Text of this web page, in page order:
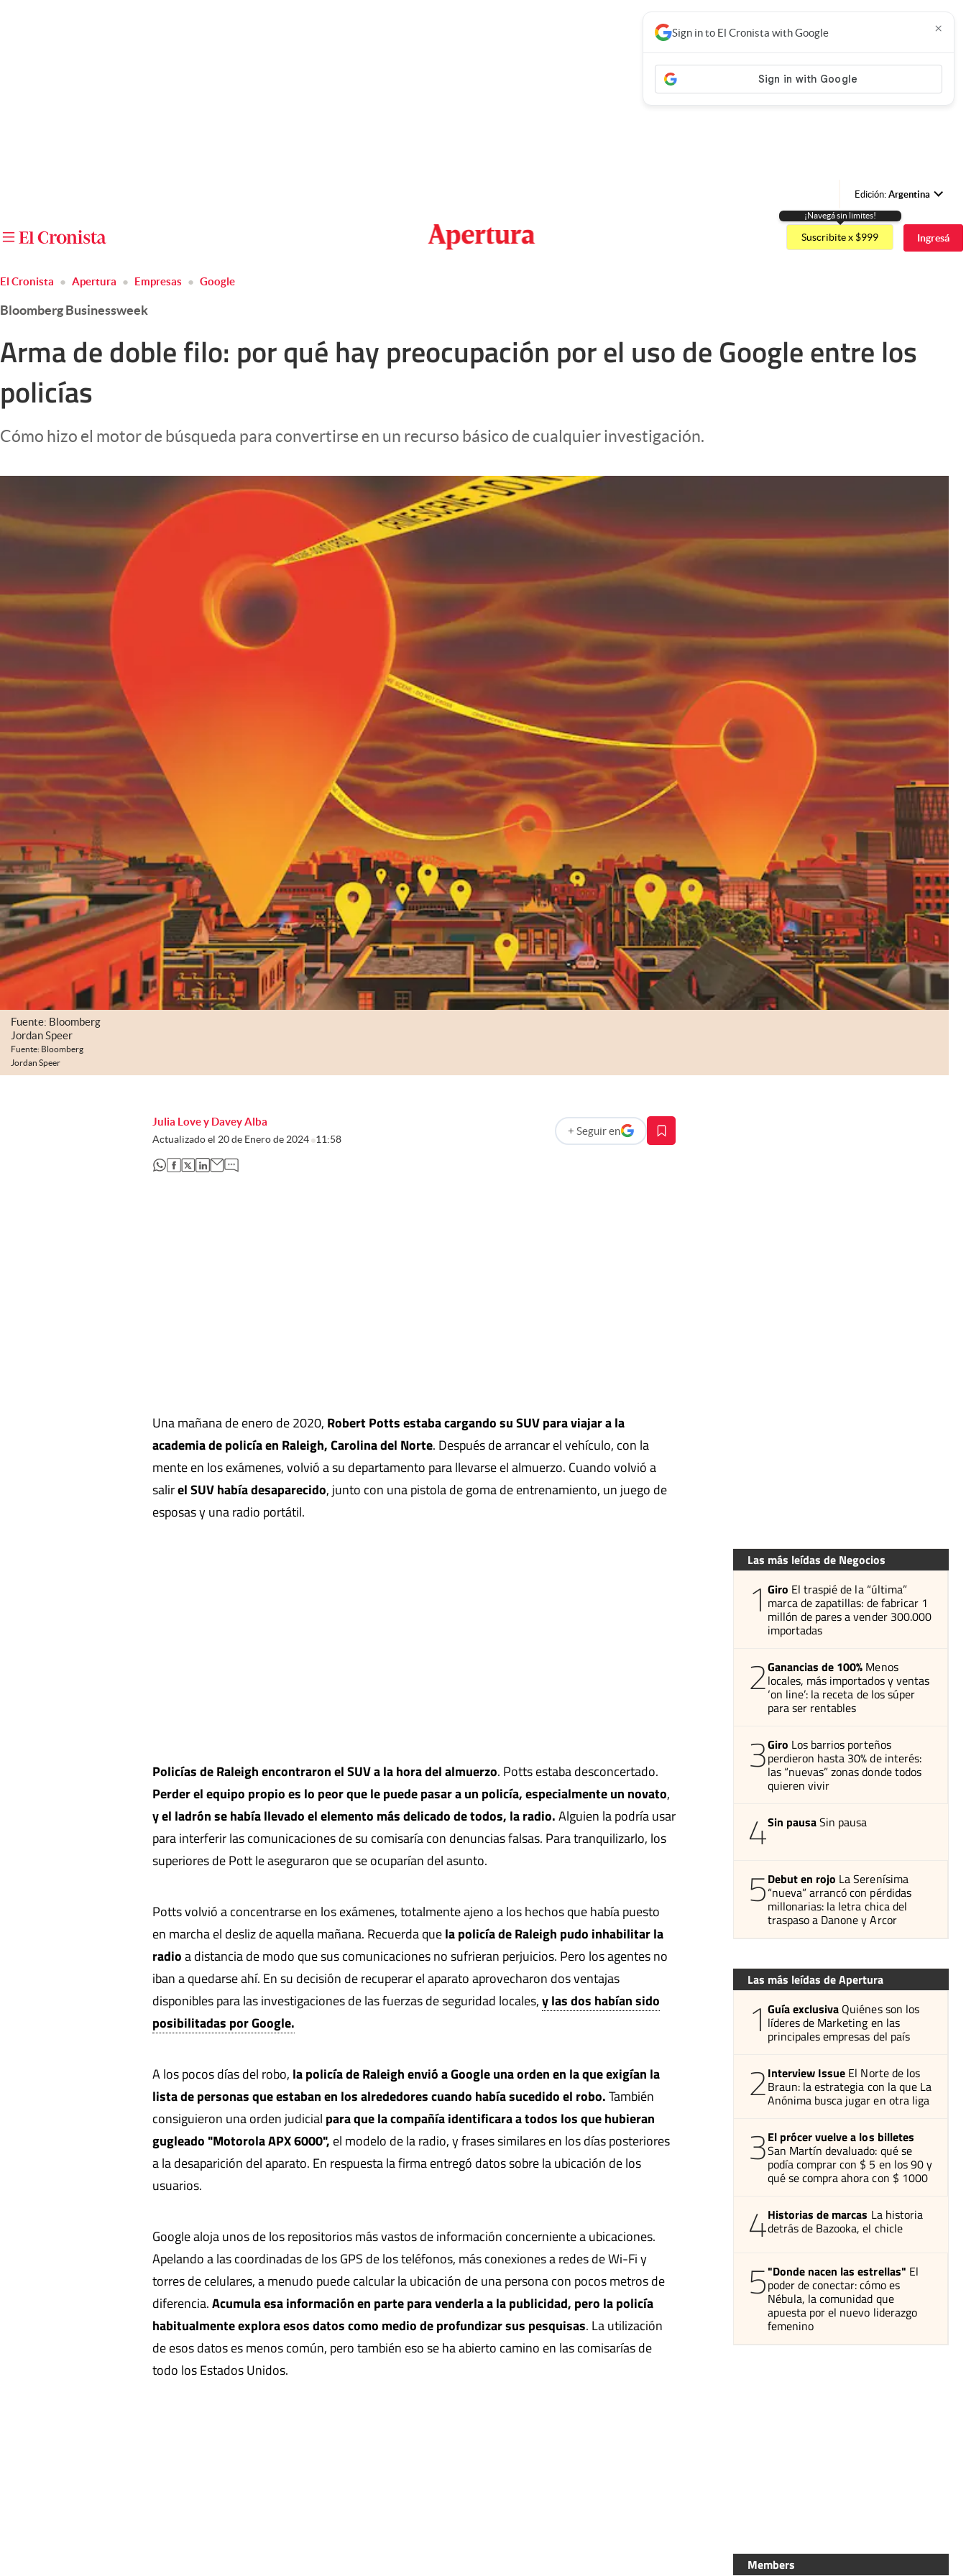
Edición: Argentina
Argentina
España
Otras secciones
Mundial 2026
Eventos Corporativos
abre en nueva pestaña
¡Navegá sin limites!
Suscribite x $999 Ingresá
Sign in to El Cronista with Google ×
El Cronista Apertura Empresas Google
Bloomberg Businessweek
Arma de doble filo: por qué hay preocupación por el uso de Google entre los
policías
Cómo hizo el motor de búsqueda para convertirse en un recurso básico de cualquier investigación.
Fuente: Bloomberg
Jordan Speer
Fuente: Bloomberg
Jordan Speer
Julia Love y Davey Alba
Actualizado el 20 de Enero de 2024 11:58
+ Seguir en
abre en nueva pestaña
abre en nueva pestaña
abre en nueva pestaña
abre en nueva pestaña
abre en nueva pestaña
Una mañana de enero de 2020, Robert Potts estaba cargando su SUV para viajar a la
academia de policía en Raleigh, Carolina del Norte. Después de arrancar el vehículo, con la
mente en los exámenes, volvió a su departamento para llevarse el almuerzo. Cuando volvió a
salirel SUV había desaparecido, junto con una pistola de goma de entrenamiento, un juego de
esposas y una radio portátil.
Policías de Raleigh encontraron el SUV a la hora del almuerzo. Potts estaba desconcertado.
Perder el equipo propio es lo peor que le puede pasar a un policía, especialmente un novato,
y el ladrón se había llevado el elemento más delicado de todos, la radio.Alguien la podría usar
para interferir las comunicaciones de su comisaría con denuncias falsas. Para tranquilizarlo, los
superiores de Pott le aseguraron que se ocuparían del asunto.
Potts volvió a concentrarse en los exámenes, totalmente ajeno a los hechos que había puesto
en marcha el desliz de aquella mañana. Recuerda quela policía de Raleigh pudo inhabilitar la
radioa distancia de modo que sus comunicaciones no sufrieran perjuicios. Pero los agentes no
iban a quedarse ahí. En su decisión de recuperar el aparato aprovecharon dos ventajas
disponibles para las investigaciones de las fuerzas de seguridad locales,y las dos habían sido
posibilitadas por Google.
A los pocos días del robo, la policía de Raleigh envió a Google una orden en la que exigían la
lista de personas que estaban en los alrededores cuando había sucedido el robo.También
consiguieron una orden judicial para que la compañía identificara a todos los que hubieran
gugleado "Motorola APX 6000", el modelo de la radio, y frases similares en los días posteriores
a la desaparición del aparato. En respuesta la firma entregó datos sobre la ubicación de los
usuarios.
Google aloja unos de los repositorios más vastos de información concerniente a ubicaciones.
Apelando a las coordinadas de los GPS de los teléfonos, más conexiones a redes de Wi-Fi y
torres de celulares, a menudo puede calcular la ubicación de una persona con pocos metros de
diferencia.Acumula esa información en parte para venderla a la publicidad, pero la policía
habitualmente explora esos datos como medio de profundizar sus pesquisas. La utilización
de esos datos es menos común, pero también eso se ha abierto camino en las comisarías de
todo los Estados Unidos.
Las más leídas de Negocios
1 Giro El traspié de la “última”
marca de zapatillas: de fabricar 1
millón de pares a vender 300.000
importadas
2Ganancias de 100% Menos
locales, más importados y ventas
‘on line’: la receta de los súper
para ser rentables
3Giro Los barrios porteños
perdieron hasta 30% de interés:
las “nuevas” zonas donde todos
quieren vivir
4Sin pausaSin pausa
5Debut en rojo La Serenísima
“nueva” arrancó con pérdidas
millonarias: la letra chica del
traspaso a Danone y Arcor
Las más leídas de Apertura
1 Guía exclusiva Quiénes son los
líderes de Marketing en las
principales empresas del país
2Interview Issue El Norte de los
Braun: la estrategia con la que La
Anónima busca jugar en otra liga
3El prócer vuelve a los billetes
San Martín devaluado: qué se
podía comprar con $ 5 en los 90 y
qué se compra ahora con $ 1000
4Historias de marcas La historia
detrás de Bazooka, el chicle
5"Donde nacen las estrellas" El
poder de conectar: cómo es
Nébula, la comunidad que
apuesta por el nuevo liderazgo
femenino
Members